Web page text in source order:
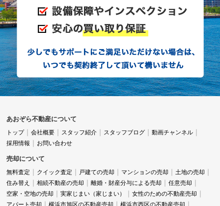
あおぞら不動産について
トップ 会社概要 スタッフ紹介 スタッフブログ
動画チャンネル
採用情報
お問い合わせ
売却について
無料査定 クイック査定 戸建ての売却 マンションの売却
土地の売却
住み替え
相続不動産の売却 離婚・財産分与による売却
任意売却
空家・空地の売却
実家じまい（家じまい）
女性のための不動産売却
アパート売却
横浜市旭区の不動産売却 横浜市西区の不動産売却